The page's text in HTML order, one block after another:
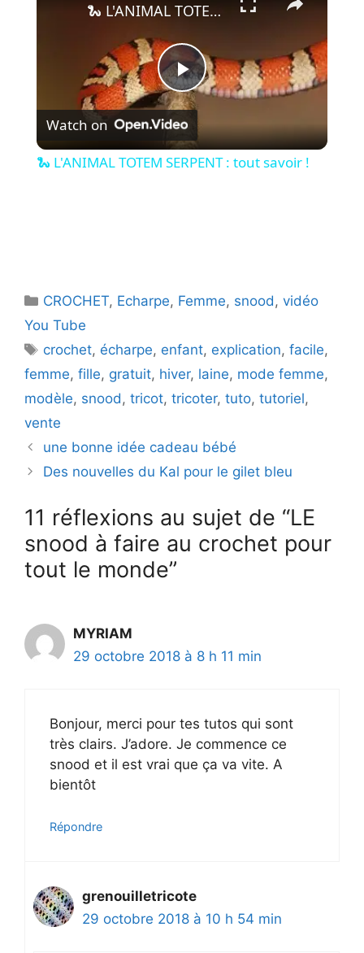
P
l
d
o
🐍 L'ANIMAL TOTEM SERPENT : tout savoir !
Watch on
🐍 L'ANIMAL TOTEM SERPENT : tout savoir !
Catégories
CROCHET, Echarpe, Femme, snood,vidéo
You Tube
Étiquettes
crochet, écharpe, enfant, explication,facile,
femme, fille, gratuit, hiver, laine, mode femme,
modèle, snood, tricot, tricoter, tuto, tutoriel,
vente
une bonne idée cadeau bébé
Des nouvelles du Kal pour le gilet bleu
11 réflexions au sujet de “LE
snood à faire au crochet pour
tout le monde”
MYRIAM
29 octobre 2018 à 8 h 11 min
Bonjour, merci pour tes tutos qui sont
très clairs. J’adore. Je commence ce
snood et il est vrai que ça va vite. A
bientôt
Répondre
grenouilletricote
29 octobre 2018 à 10 h 54 min